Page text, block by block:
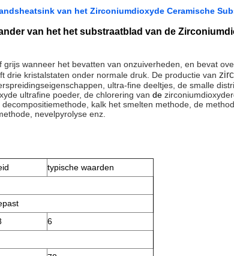
van het Zirconiumdioxyde Ceramische
van het het substraatblad van de
grijs wanneer het bevatten van onzuiverheden, en bevat
drie kristalstaten onder normale druk. De productie van
ultra-fine deeltjes, de smalle
ultrafine poeder, de chlorering van de
kalk het smelten methode, de
nevelpyrolyse enz.
typische waarden
6